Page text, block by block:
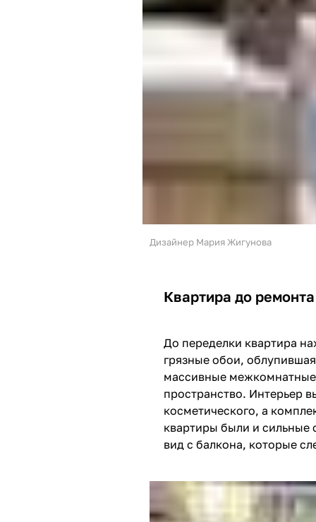
Дизайнер Мария Жигунова
Квартира до ремонта
До переделки квартира
грязные обои,
массивные межкомнатные
пространство. Интерьер
косметического, а
квартиры были и сильные
вид с балкона, которые